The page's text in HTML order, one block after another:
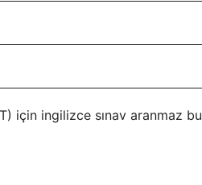
için ingilizce sınav aranmaz bu